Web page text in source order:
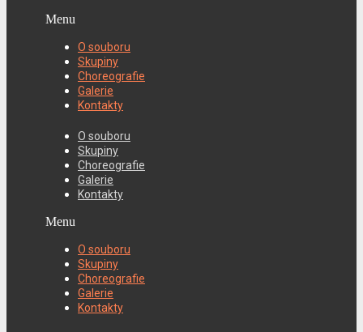
Menu
O souboru
Skupiny
Choreografie
Galerie
Kontakty
O souboru
Skupiny
Choreografie
Galerie
Kontakty
Menu
O souboru
Skupiny
Choreografie
Galerie
Kontakty